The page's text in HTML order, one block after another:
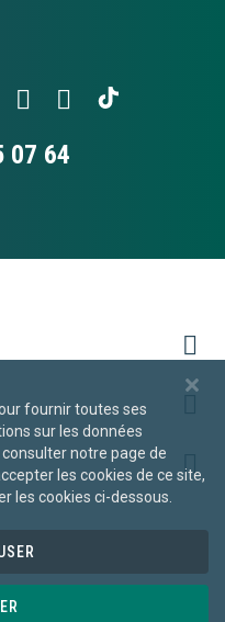
07 64
fournir toutes ses
sur les données
notre page de
les cookies de ce site,
les cookies ci-dessous.